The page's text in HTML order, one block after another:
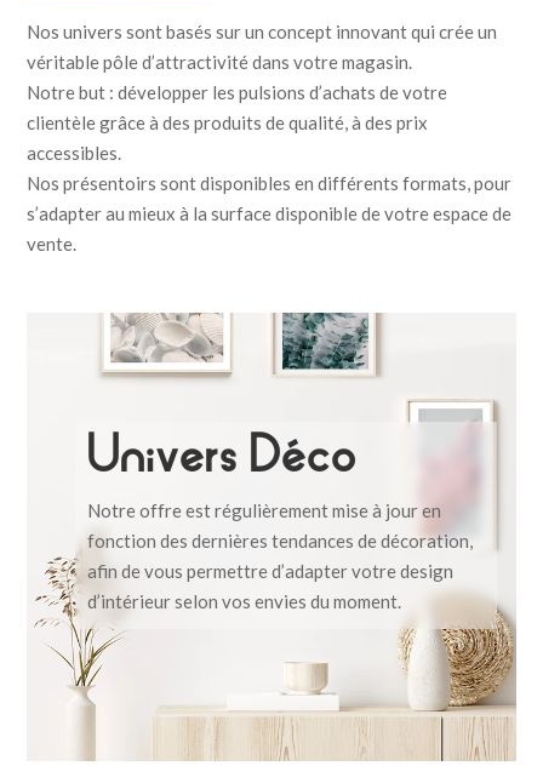
Nos univers sont basés sur un concept innovant qui crée un
véritable pôle d’attractivité dans votre magasin.
Notre but : développer les pulsions d’achats de votre
clientèle grâce à des produits de qualité, à des prix
accessibles.
Nos présentoirs sont disponibles en différents formats, pour
s’adapter au mieux à la surface disponible de votre espace de
vente.
Univers Déco
Notre offre est régulièrement mise à jour en
fonction des dernières tendances de décoration,
afin de vous permettre d’adapter votre design
d’intérieur selon vos envies du moment.